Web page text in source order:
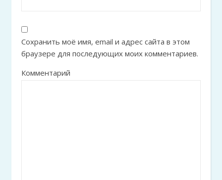
Сохранить моё имя, email и адрес сайта в этом
браузере для последующих моих комментариев.
Комментарий